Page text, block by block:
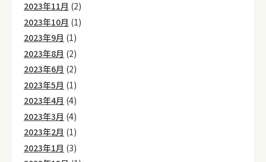
2023年11月 (2)
2023年10月 (1)
2023年9月 (1)
2023年8月 (2)
2023年6月 (2)
2023年5月 (1)
2023年4月 (4)
2023年3月 (4)
2023年2月 (1)
2023年1月 (3)